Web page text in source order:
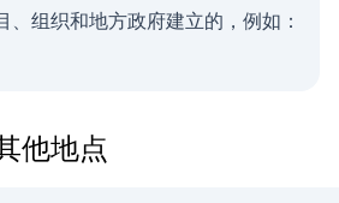
、组织和地方政府建立的，例如：
他地点